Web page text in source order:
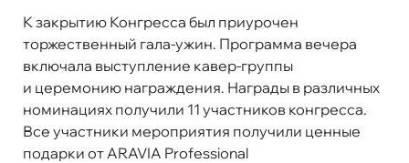
К закрытию Конгресса был приурочен
торжественный гала-ужин. Программа вечера
включала выступление кавер-группы
и церемонию награждения. Награды в различных
номинациях получили 11 участников конгресса.
Все участники мероприятия получили ценные
подарки от ARAVIA Professional